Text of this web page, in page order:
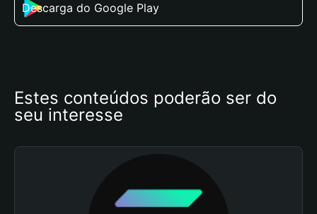
Descarga do Google Play
Estes conteúdos poderão ser do
seu interesse